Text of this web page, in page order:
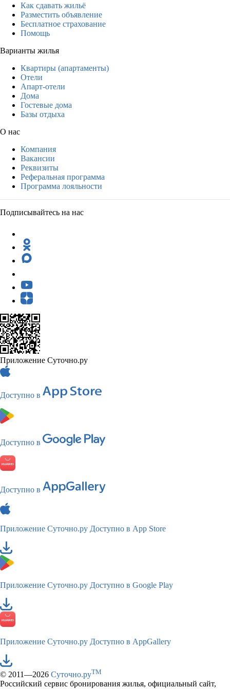
Как сдавать жильё
Разместить объявление
Бесплатное страхование
Помощь
Варианты жилья
Квартиры (апартаменты)
Отели
Апарт-отели
Дома
Гостевые дома
Базы отдыха
О нас
Компания
Вакансии
Реквизиты
Реферальная программа
Программа лояльности
Подписывайтесь на нас
Приложение Суточно.ру
Доступно в
Доступно в
Доступно в
Приложение Суточно.ру Доступно в App Store
Приложение Суточно.ру Доступно в Google Play
Приложение Суточно.ру Доступно в AppGallery
© 2011—2026 Суточно.руTM
Российский сервис бронирования жилья, официальный сайт,